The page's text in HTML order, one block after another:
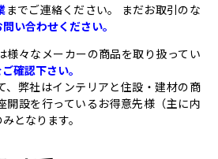
までご連絡ください。 まだお取引のな
い合わせください。
様々なメーカーの商品を取り扱ってい
確認下さい。
、弊社はインテリアと住設・建材の商
開設を行っているお得意先様（主に内
となります。